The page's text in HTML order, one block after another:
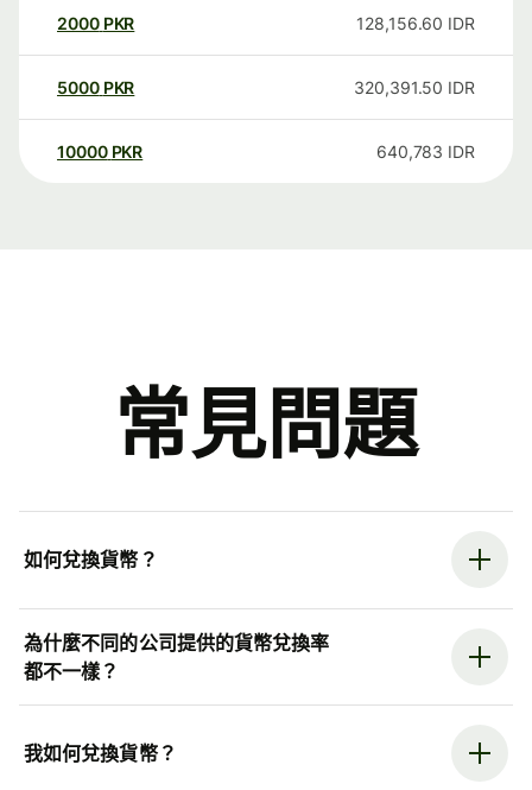
2000 PKR 128,156.60 IDR
5000 PKR 320,391.50 IDR
10000 PKR 640,783 IDR
常見問題
如何兌換貨幣？
為什麼不同的公司提供的貨幣兌換率
都不一樣？
我如何兌換貨幣？